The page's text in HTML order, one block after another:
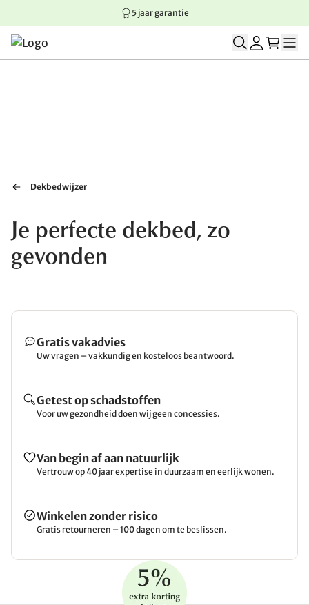
Springen naar hoofdinhoud
Springen naar hoofdnavigatie
Springen naar voettekst
5 jaar garantie
Dekbedwijzer
Je perfecte dekbed, zo
gevonden
Gratis vakadvies
Uw vragen – vakkundig en kosteloos beantwoord.
Getest op schadstoffen
Voor uw gezondheid doen wij geen concessies.
Van begin af aan natuurlijk
Vertrouw op 40 jaar expertise in duurzaam en eerlijk wonen.
Winkelen zonder risico
Gratis retourneren – 100 dagen om te beslissen.